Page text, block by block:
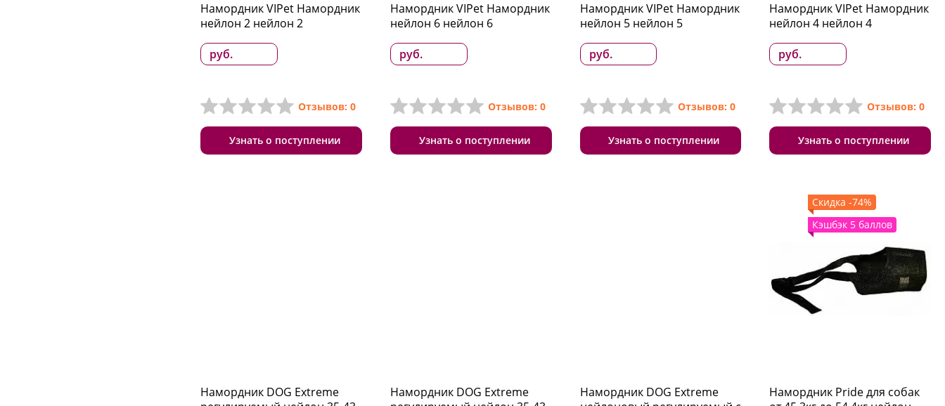
Намордник VIPet Намордник
нейлон 2 нейлон 2
руб.
Отзывов: 0
Узнать о поступлении
Намордник VIPet Намордник
нейлон 6 нейлон 6
руб.
Отзывов: 0
Узнать о поступлении
Намордник VIPet Намордник
нейлон 5 нейлон 5
руб.
Отзывов: 0
Узнать о поступлении
Намордник VIPet Намордник
нейлон 4 нейлон 4
руб.
Отзывов: 0
Узнать о поступлении
Намордник DOG Extreme
Намордник DOG Extreme
Намордник DOG Extreme
Скидка -74%
Кэшбэк 5 баллов
Намордник Pride для собак